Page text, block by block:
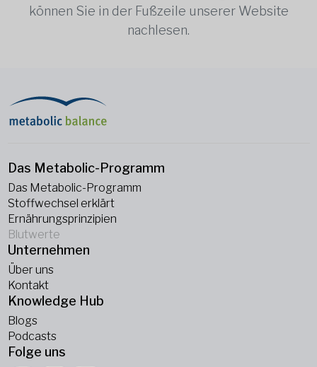
können Sie in der Fußzeile unserer Website
nachlesen.
Das Metabolic-Programm
Das Metabolic-Programm
Stoffwechsel erklärt
Ernährungsprinzipien
Blutwerte
Unternehmen
Über uns
Kontakt
Knowledge Hub
Blogs
Podcasts
Folge uns